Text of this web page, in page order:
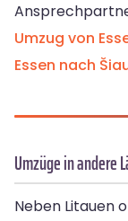
Umzug von
Essen nach
Umzüge in andere
Neben Litauen